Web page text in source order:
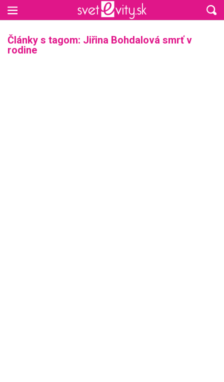
Články s tagom: Jiřina Bohdalová smrť v
rodine